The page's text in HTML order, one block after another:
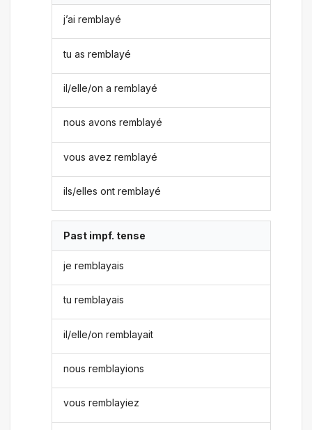
j’ai remblayé
tu as remblayé
il/elle/on a remblayé
nous avons remblayé
vous avez remblayé
ils/elles ont remblayé
Past impf. tense
je remblayais
tu remblayais
il/elle/on remblayait
nous remblayions
vous remblayiez